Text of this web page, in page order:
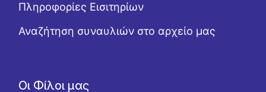
Πληροφορίες Εισιτηρίων
Αναζήτηση συναυλιών στο αρχείο μας
Οι Φίλοι μας